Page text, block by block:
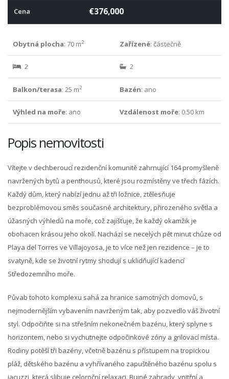
Cena €376,000
Obytná plocha: 70 m2 Zařízené: částečně
2 2
Balkon/terasa: 25 m2 Bazén: ano
Výhled na moře: ano Vzdálenost moře: 0.50 km
Popis nemovitosti
Vítejte v dechberoucí rezidenční komunitě zahrnující 164 promyšleně
navržených bytů a penthousů, které jsou rozmístěny ve třech fázích.
Každý dům, který nabízí jednu až tři ložnice, ztělesňuje
bezproblémovou směs současné architektury, přirozeného světla a
úžasných výhledů na moře, což zajišťuje, že každý okamžik je
obohacen krásou jeho okolí. Nachází se necelých pět minut chůze od
Playa del Torres ve Villajoyosa, je to více než jen rezidence – je to
svatyně, kde se životní rytmy shodují s uklidňující kadencí
Středozemního moře.
Půvab tohoto komplexu sahá za hranice samotných domovů, s
nejmodernějším vybavením navrženým tak, aby pozvedlo váš životní
styl. Odpočiňte si na střešním nekonečném bazénu, který splyne s
horizontem, nebo si vychutnejte odpočinkové zóny a grilovací místa.
Rodiny potěší tři bazény, včetně bazénu s přístupem na tropickou
pláž, dětského bazénu a vyhřívaného zapuštěného bazénu spolu s
jacuzzi, která slibuje celoroční relaxaci. Bujné zahrady, vnitřní a